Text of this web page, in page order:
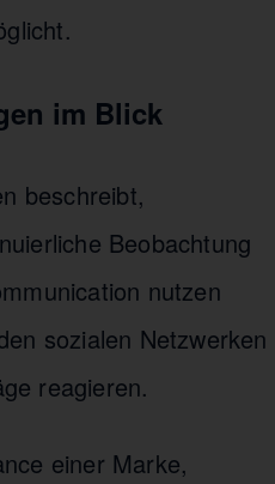
im Blick
beschreibt,
Beobachtung
nutzen
sozialen Netzwerken
reagieren.
einer Marke,